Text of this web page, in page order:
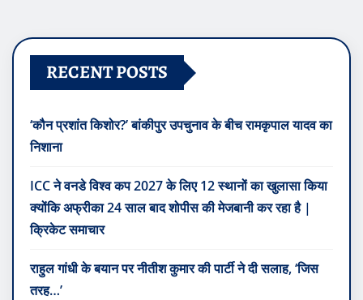
RECENT POSTS
‘कौन प्रशांत किशोर?’ बांकीपुर उपचुनाव के बीच रामकृपाल यादव का
निशाना
ICC ने वनडे विश्व कप 2027 के लिए 12 स्थानों का खुलासा किया
क्योंकि अफ्रीका 24 साल बाद शोपीस की मेजबानी कर रहा है |
क्रिकेट समाचार
राहुल गांधी के बयान पर नीतीश कुमार की पार्टी ने दी सलाह, ‘जिस
तरह…’